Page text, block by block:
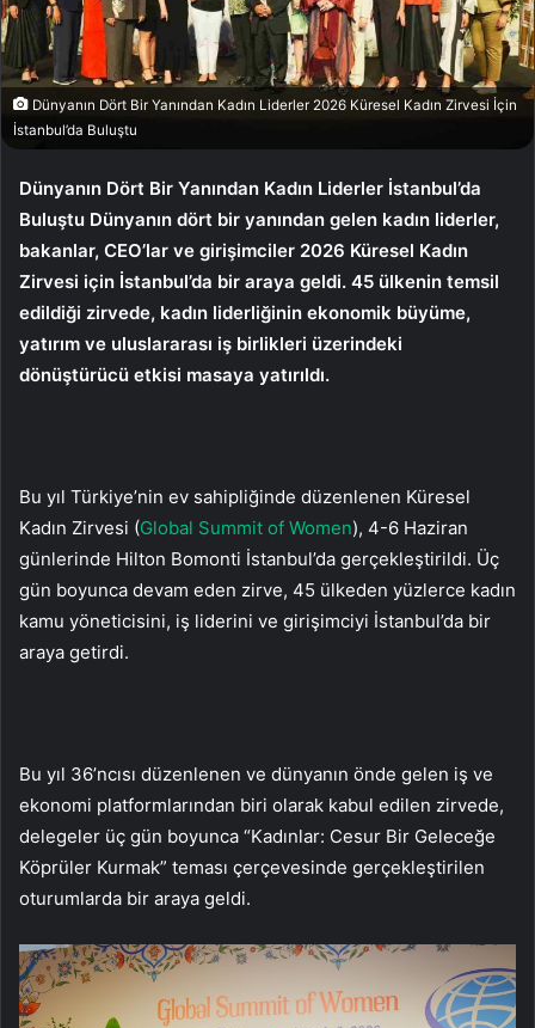
Dünyanın Dört Bir Yanından Kadın Liderler 2026 Küresel Kadın Zirvesi İçin
İstanbul’da Buluştu
Dünyanın Dört Bir Yanından Kadın Liderler İstanbul’da
Buluştu Dünyanın dört bir yanından gelen kadın liderler,
bakanlar, CEO’lar ve girişimciler 2026 Küresel Kadın
Zirvesi için İstanbul’da bir araya geldi. 45 ülkenin temsil
edildiği zirvede, kadın liderliğinin ekonomik büyüme,
yatırım ve uluslararası iş birlikleri üzerindeki
dönüştürücü etkisi masaya yatırıldı.
Bu yıl Türkiye’nin ev sahipliğinde düzenlenen Küresel
Kadın Zirvesi (Global Summit of Women), 4-6 Haziran
günlerinde Hilton Bomonti İstanbul’da gerçekleştirildi. Üç
gün boyunca devam eden zirve, 45 ülkeden yüzlerce kadın
kamu yöneticisini, iş liderini ve girişimciyi İstanbul’da bir
araya getirdi.
Bu yıl 36’ncısı düzenlenen ve dünyanın önde gelen iş ve
ekonomi platformlarından biri olarak kabul edilen zirvede,
delegeler üç gün boyunca “Kadınlar: Cesur Bir Geleceğe
Köprüler Kurmak” teması çerçevesinde gerçekleştirilen
oturumlarda bir araya geldi.